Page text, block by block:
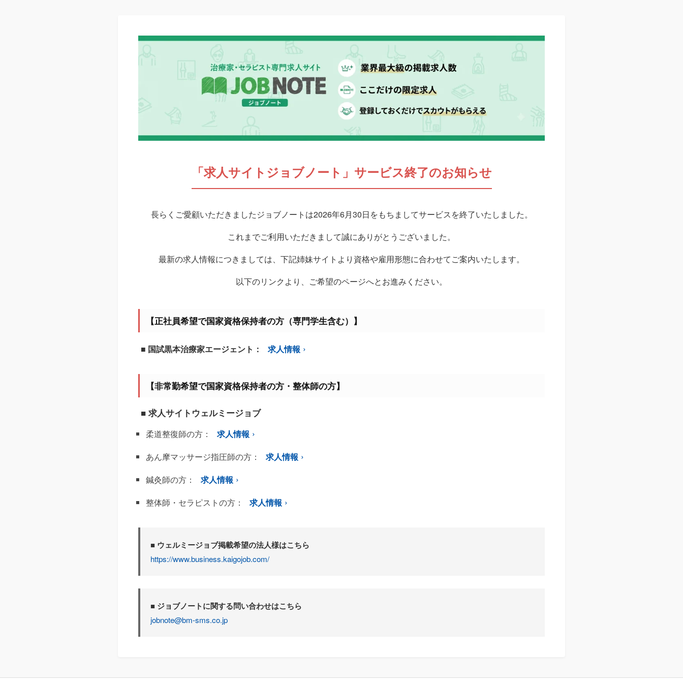
「求人サイトジョブノート」サービス終了のお知らせ
長らくご愛顧いただきましたジョブノートは2026年6月30日をもちましてサービスを終了いたしました。
これまでご利用いただきまして誠にありがとうございました。
最新の求人情報につきましては、下記姉妹サイトより資格や雇用形態に合わせてご案内いたします。
以下のリンクより、ご希望のページへとお進みください。
【正社員希望で国家資格保持者の方（専門学生含む）】
■ 国試黒本治療家エージェント： 求人情報
【非常勤希望で国家資格保持者の方・整体師の方】
■ 求人サイトウェルミージョブ
柔道整復師の方：
求人情報
あん摩マッサージ指圧師の方：
求人情報
鍼灸師の方：
求人情報
整体師・セラピストの方：
求人情報
■ ウェルミージョブ掲載希望の法人様はこちら
https://www.business.kaigojob.com/
■ ジョブノートに関する問い合わせはこちら
jobnote@bm-sms.co.jp